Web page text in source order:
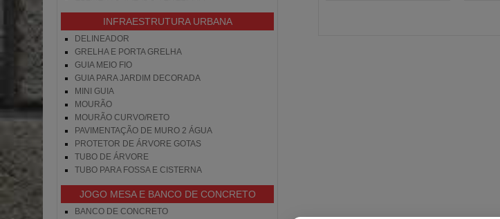
INFRAESTRUTURA URBANA
DELINEADOR
GRELHA E PORTA GRELHA
GUIA MEIO FIO
GUIA PARA JARDIM DECORADA
MINI GUIA
MOURÃO
MOURÃO CURVO/RETO
PAVIMENTAÇÃO DE MURO 2 ÁGUA
PROTETOR DE ÁRVORE GOTAS
TUBO DE ÁRVORE
TUBO PARA FOSSA E CISTERNA
JOGO MESA E BANCO DE CONCRETO
BANCO DE CONCRETO